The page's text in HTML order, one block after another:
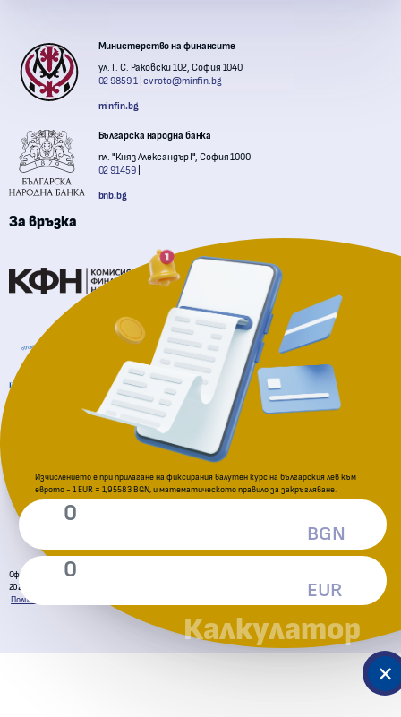
Контакти с институции
Министерство на финансите
ул. Г. С. Раковски 102, София 1040
02 9859 1
evroto@minfin.bg
minfin.bg
Българска народна банка
пл. "Княз Александър I", София 1000
02 91459
bnb.bg
За връзка
Национална агенция за приходите
За подаване на сигнали
Комисия за защита на потребителите
Официална страница за приемане на еврото в Република България
2026 © Всички права запазени. Министерство на финансите
Политика за поверителност
Карта на сайта
Изчислението е при прилагане на фиксирания валутен курс на българския лев към
еврото - 1 EUR = 1,95583 BGN, и математическото правило за закръгляване.
BGN
EUR
Калкулатор